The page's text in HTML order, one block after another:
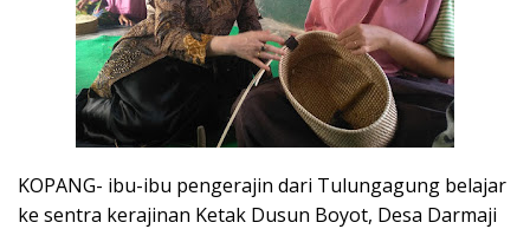
KOPANG- ibu-ibu pengerajin dari Tulungagung belajar
ke sentra kerajinan Ketak Dusun Boyot, Desa Darmaji